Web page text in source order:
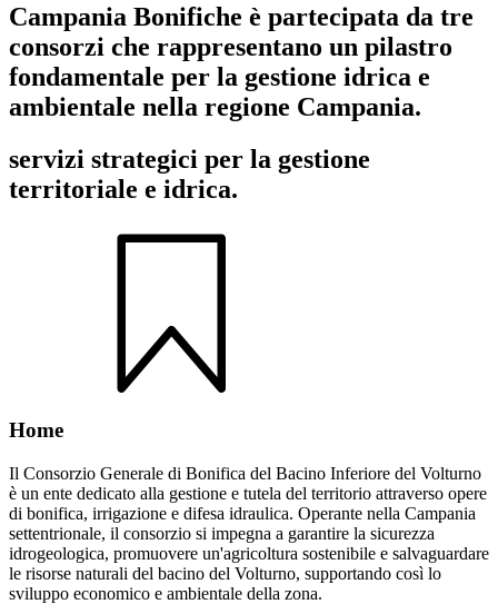
Campania Bonifiche è partecipata da tre
consorzi che rappresentano un pilastro
fondamentale per la gestione idrica e
ambientale nella regione Campania.
servizi strategici per la gestione
territoriale e idrica.
Home
Il Consorzio Generale di Bonifica del Bacino Inferiore del Volturno
è un ente dedicato alla gestione e tutela del territorio attraverso opere
di bonifica, irrigazione e difesa idraulica. Operante nella Campania
settentrionale, il consorzio si impegna a garantire la sicurezza
idrogeologica, promuovere un'agricoltura sostenibile e salvaguardare
le risorse naturali del bacino del Volturno, supportando così lo
sviluppo economico e ambientale della zona.